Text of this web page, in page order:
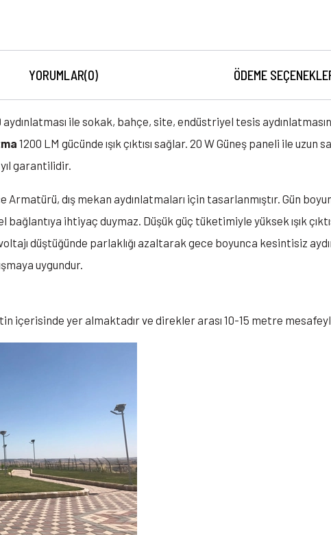
YORUMLAR(0) ÖDEME
aydınlatması ile sokak, bahçe, site, endüstriyel tesis
1200 LM gücünde ışık çıktısı sağlar. 20 W Güneş paneli ile
garantilidir.
dış mekan aydınlatmaları için tasarlanmıştır. Gün
ihtiyaç duymaz. Düşük güç tüketimiyle yüksek ışık
düştüğünde parlaklığı azaltarak gece boyunca kesintisiz
uygundur.
içerisinde yer almaktadır ve direkler arası 10-15 metre